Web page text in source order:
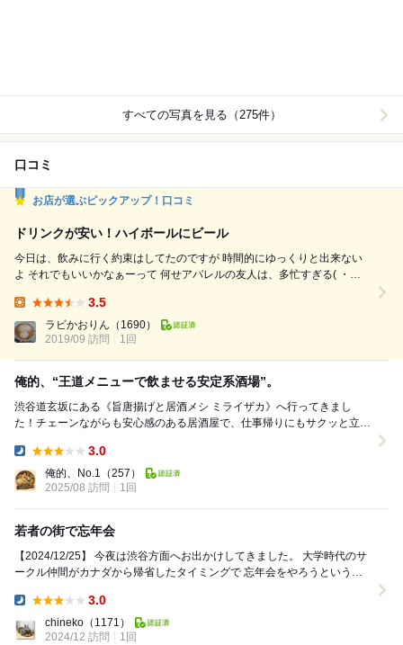
すべての写真を見る（275件）
口コミ
お店が選ぶピックアップ！口コミ
ドリンクが安い！ハイボールにビール
今日は、飲みに行く約束はしてたのですが 時間的にゆっくりと出来ない
よ それでもいいかなぁーって 何せアパレルの友人は、多忙すぎる( ・
民系の居酒屋さん ドリンクが安いみたいです。 中に入ると結構な、キャ
パ数 二人共タバコは吸わないので 禁煙席に、こちらは分煙になっていて
パーティションで区切られている...
3.5
ラビかおりん （1690）
2019/09 訪問
1回
俺的、“王道メニューで飲ませる安定系酒場”。
渋谷道玄坂にある《旨唐揚げと居酒メシ ミライザカ》へ行ってきまし
た！チェーンながらも安心感のある居酒屋で、仕事帰りにもサクッと立ち
3.0
俺的、No.1 （257）
2025/08 訪問
1回
若者の街で忘年会
【2024/12/25】 今夜は渋谷方面へお出かけしてきました。 大学時代のサ
ークル仲間がカナダから帰省したタイミングで 忘年会をやろうという話
3.0
chineko （1171）
2024/12 訪問
1回